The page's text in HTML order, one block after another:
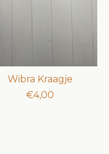
Wibra Kraagje
€4,00